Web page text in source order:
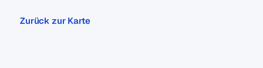
Zurück zur Karte